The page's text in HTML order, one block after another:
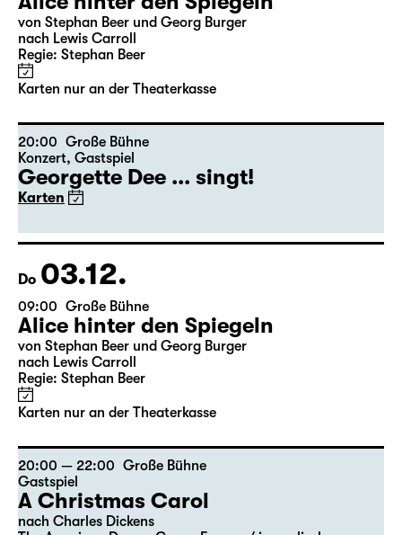
Mi 02.12.
09:00 Große Bühne
Alice hinter den Spiegeln
von Stephan Beer und Georg Burger
Regie: Stephan Beer
Karten nur an der Theaterkasse
Große Bühne
Georgette Dee ... singt!
Karten
Do 03.12.
09:00 Große Bühne
Alice hinter den Spiegeln
von Stephan Beer und Georg Burger
Regie: Stephan Beer
Karten nur an der Theaterkasse